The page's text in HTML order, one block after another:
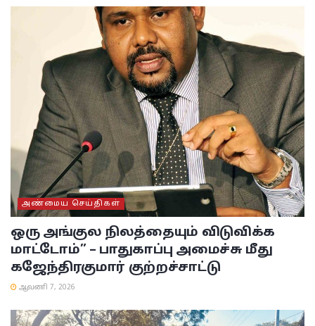
அண்மைய செய்திகள்
ஒரு அங்குல நிலத்தையும் விடுவிக்க
மாட்டோம்” – பாதுகாப்பு அமைச்சு மீது
கஜேந்திரகுமார் குற்றச்சாட்டு
ஆவணி 7, 2026